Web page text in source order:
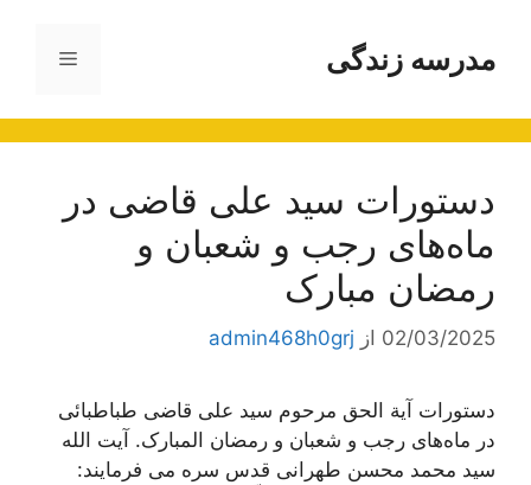
محتوامدرسه زندگی فهرست
دستورات سید علی قاضی در
ماه‌های رجب و شعبان و
رمضان مبارک
02/03/2025 از admin468h0grj
دستورات آیة الحق مرحوم سید علی قاضی طباطبائی
در ماه‌های رجب و شعبان و رمضان المبارک. آیت الله
سید محمد محسن طهرانی قدس سره می فرمایند: